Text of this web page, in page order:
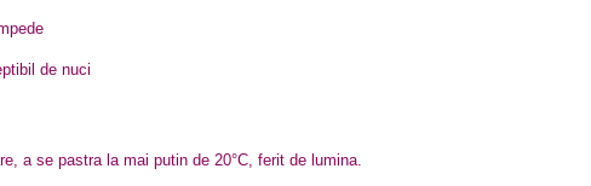
de nuci
a se pastra la mai putin de 20°C, ferit de lumina.